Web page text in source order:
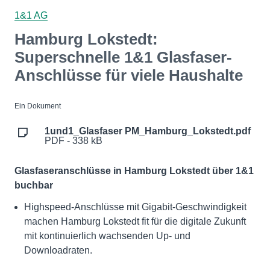
1&1 AG
Hamburg Lokstedt:
Superschnelle 1&1 Glasfaser-
Anschlüsse für viele Haushalte
Ein Dokument
1und1_Glasfaser PM_Hamburg_Lokstedt.pdf
PDF - 338 kB
Glasfaseranschlüsse in Hamburg Lokstedt über 1&1
buchbar
Highspeed-Anschlüsse mit Gigabit-Geschwindigkeit
machen Hamburg Lokstedt fit für die digitale Zukunft
mit kontinuierlich wachsenden Up- und
Downloadraten.